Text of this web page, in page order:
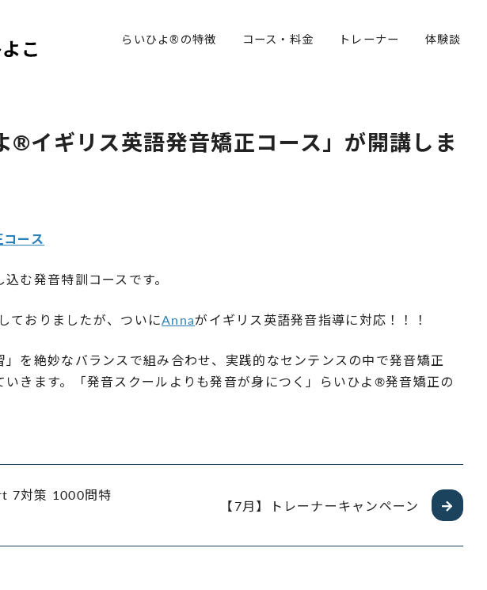
らいひよ®の特徴 コース・料金 トレーナー 体験談
®イギリス英語発音矯正コース」が開講しま
ース
む発音特訓コースです。
ておりましたが、ついにAnnaがイギリス英語発音指導に対応！！！
」を絶妙なバランスで組み合わせ、実践的なセンテンスの中で発音矯正
いきます。「発音スクールよりも発音が身につく」らいひよ®発音矯正の
7対策 1000問特
【7月】トレーナーキャンペーン